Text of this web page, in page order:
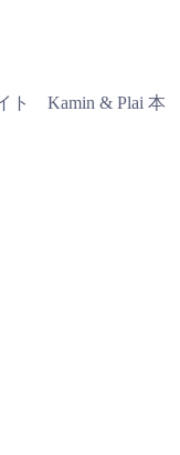
ト Kamin & Plai 本